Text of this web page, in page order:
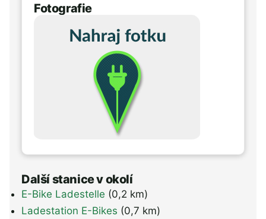
Fotografie
Další stanice v okolí
E-Bike Ladestelle (0,2 km)
Ladestation E-Bikes (0,7 km)